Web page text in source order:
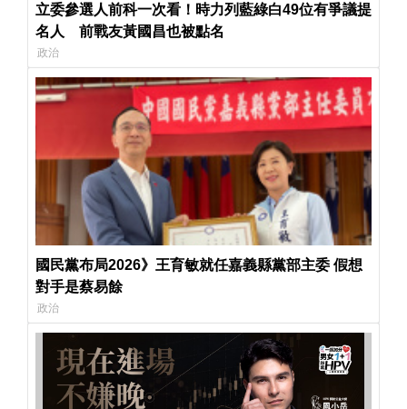
立委參選人前科一次看！時力列藍綠白49位有爭議提
名人 前戰友黃國昌也被點名
政治
國民黨布局2026》王育敏就任嘉義縣黨部主委 假想
對手是蔡易餘
政治